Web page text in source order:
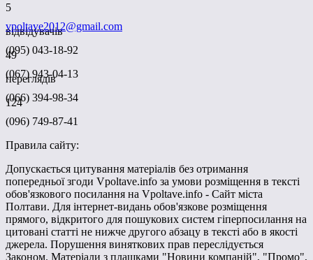
5
відвідувачів
49
переглядів
124
vpoltave2012@gmail.com
(095) 043-18-92
(067) 943-04-13
(066) 394-98-34
(096) 749-87-41
Правила сайту:
Допускається цитування матеріалів без отримання
попередньої згоди Vpoltave.info за умови розміщення в тексті
обов'язкового посилання на Vpoltave.info - Сайт міста
Полтави. Для інтернет-видань обов'язкове розміщення
прямого, відкритого для пошукових систем гіперпосилання на
цитовані статті не нижче другого абзацу в тексті або в якості
джерела. Порушення виняткових прав переслідується
Законом. Матеріали з плашками "Новини компаній", "Промо",